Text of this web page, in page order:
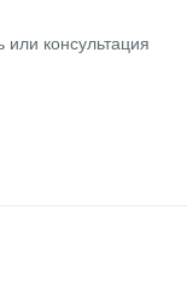
консультация